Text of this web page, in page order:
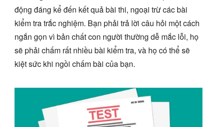
động đáng kể đến kết quả bài thi, ngoại trừ các bài
kiểm tra trắc nghiệm. Bạn phải trả lời câu hỏi một cách
ngắn gọn vì bản chất con người thường dễ mắc lỗi, họ
sẽ phải chấm rất nhiều bài kiểm tra, và họ có thể sẽ
kiệt sức khi ngồi chấm bài của bạn.